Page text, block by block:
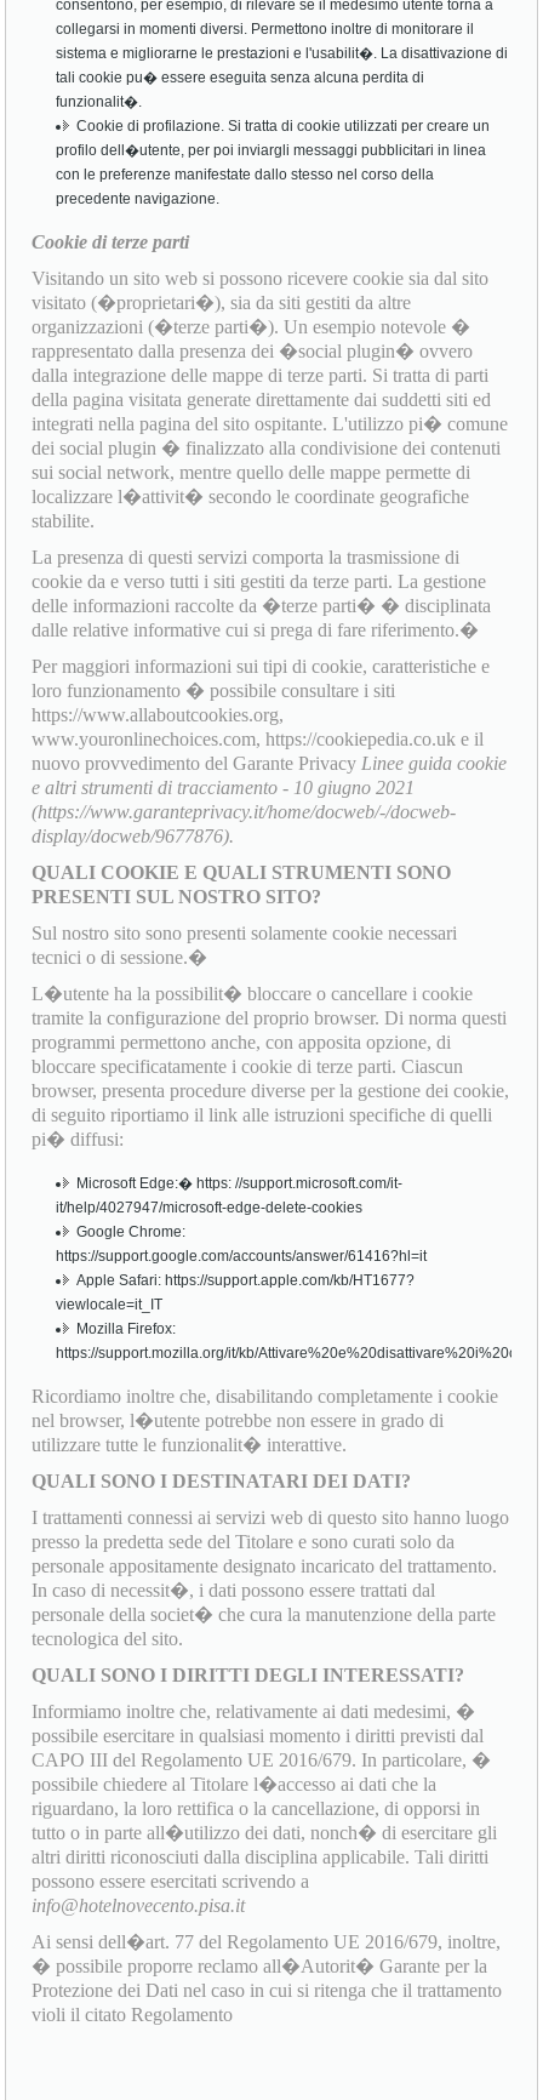
consentono, per esempio, di rilevare se il medesimo utente torna a
collegarsi in momenti diversi. Permettono inoltre di monitorare il
sistema e migliorarne le prestazioni e l'usabilit�. La disattivazione di
tali cookie pu� essere eseguita senza alcuna perdita di
funzionalit�.
Cookie di profilazione. Si tratta di cookie utilizzati per creare un
profilo dell�utente, per poi inviargli messaggi pubblicitari in linea
con le preferenze manifestate dallo stesso nel corso della
precedente navigazione.
Cookie di terze parti
Visitando un sito web si possono ricevere cookie sia dal sito
visitato (�proprietari�), sia da siti gestiti da altre
organizzazioni (�terze parti�). Un esempio notevole �
rappresentato dalla presenza dei �social plugin� ovvero
dalla integrazione delle mappe di terze parti. Si tratta di parti
della pagina visitata generate direttamente dai suddetti siti ed
integrati nella pagina del sito ospitante. L'utilizzo pi� comune
dei social plugin � finalizzato alla condivisione dei contenuti
sui social network, mentre quello delle mappe permette di
localizzare l�attivit� secondo le coordinate geografiche
stabilite.
La presenza di questi servizi comporta la trasmissione di
cookie da e verso tutti i siti gestiti da terze parti. La gestione
delle informazioni raccolte da �terze parti� � disciplinata
dalle relative informative cui si prega di fare riferimento.�
Per maggiori informazioni sui tipi di cookie, caratteristiche e
loro funzionamento � possibile consultare i siti
https://www.allaboutcookies.org,
www.youronlinechoices.com, https://cookiepedia.co.uk e il
nuovo provvedimento del Garante Privacy Linee guida cookie
e altri strumenti di tracciamento - 10 giugno 2021
(https://www.garanteprivacy.it/home/docweb/-/docweb-
display/docweb/9677876).
QUALI COOKIE E QUALI STRUMENTI SONO
PRESENTI SUL NOSTRO SITO?
Sul nostro sito sono presenti solamente cookie necessari
tecnici o di sessione.�
L�utente ha la possibilit� bloccare o cancellare i cookie
tramite la configurazione del proprio browser. Di norma questi
programmi permettono anche, con apposita opzione, di
bloccare specificatamente i cookie di terze parti. Ciascun
browser, presenta procedure diverse per la gestione dei cookie,
di seguito riportiamo il link alle istruzioni specifiche di quelli
pi� diffusi:
Microsoft Edge:� https: //support.microsoft.com/it-
it/help/4027947/microsoft-edge-delete-cookies
Google Chrome:
https://support.google.com/accounts/answer/61416?hl=it
Apple Safari: https://support.apple.com/kb/HT1677?
viewlocale=it_IT
Mozilla Firefox:
https://support.mozilla.org/it/kb/
Ricordiamo inoltre che, disabilitando completamente i cookie
nel browser, l�utente potrebbe non essere in grado di
utilizzare tutte le funzionalit� interattive.
QUALI SONO I DESTINATARI DEI DATI?
I trattamenti connessi ai servizi web di questo sito hanno luogo
presso la predetta sede del Titolare e sono curati solo da
personale appositamente designato incaricato del trattamento.
In caso di necessit�, i dati possono essere trattati dal
personale della societ� che cura la manutenzione della parte
tecnologica del sito.
QUALI SONO I DIRITTI DEGLI INTERESSATI?
Informiamo inoltre che, relativamente ai dati medesimi, �
possibile esercitare in qualsiasi momento i diritti previsti dal
CAPO III del Regolamento UE 2016/679. In particolare, �
possibile chiedere al Titolare l�accesso ai dati che la
riguardano, la loro rettifica o la cancellazione, di opporsi in
tutto o in parte all�utilizzo dei dati, nonch� di esercitare gli
altri diritti riconosciuti dalla disciplina applicabile. Tali diritti
possono essere esercitati scrivendo a
info@hotelnovecento.pisa.it
Ai sensi dell�art. 77 del Regolamento UE 2016/679, inoltre,
� possibile proporre reclamo all�Autorit� Garante per la
Protezione dei Dati nel caso in cui si ritenga che il trattamento
violi il citato Regolamento